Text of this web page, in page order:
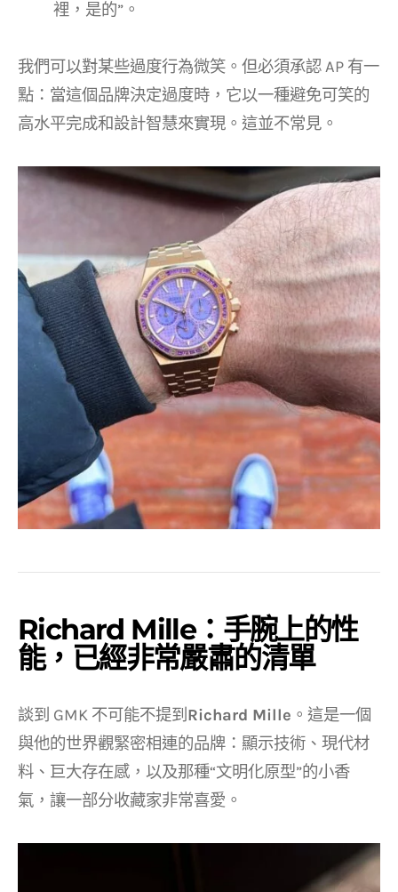
裡，是的”。
我們可以對某些過度行為微笑。但必須承認 AP 有一
點：當這個品牌決定過度時，它以一種避免可笑的
高水平完成和設計智慧來實現。這並不常見。
Richard Mille：手腕上的性
能，已經非常嚴肅的清單
談到 GMK 不可能不提到 Richard Mille 。這是一個
與他的世界觀緊密相連的品牌：顯示技術、現代材
料、巨大存在感，以及那種“文明化原型”的小香
氣，讓一部分收藏家非常喜愛。